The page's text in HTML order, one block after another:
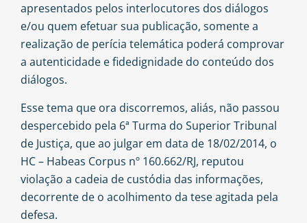
apresentados pelos interlocutores dos diálogos
e/ou quem efetuar sua publicação, somente a
realização de perícia telemática poderá comprovar
a autenticidade e fidedignidade do conteúdo dos
diálogos.
Esse tema que ora discorremos, aliás, não passou
despercebido pela 6ª Turma do Superior Tribunal
de Justiça, que ao julgar em data de 18/02/2014, o
HC – Habeas Corpus nº 160.662/RJ, reputou
violação a cadeia de custódia das informações,
decorrente de o acolhimento da tese agitada pela
defesa.